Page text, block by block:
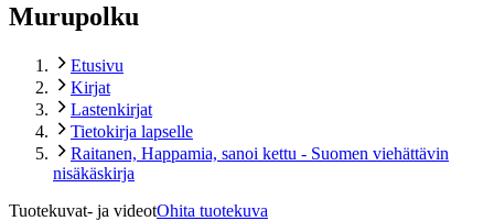
Murupolku
Etusivu
Kirjat
Lastenkirjat
Tietokirja lapselle
Raitanen, Happamia, sanoi kettu - Suomen viehättävin
nisäkäskirja
Tuotekuvat- ja videotOhita tuotekuva